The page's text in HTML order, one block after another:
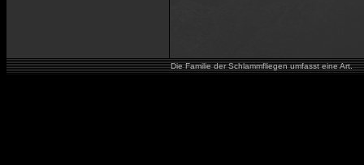
Die Familie der Schlammfliegen umfasst eine Art.